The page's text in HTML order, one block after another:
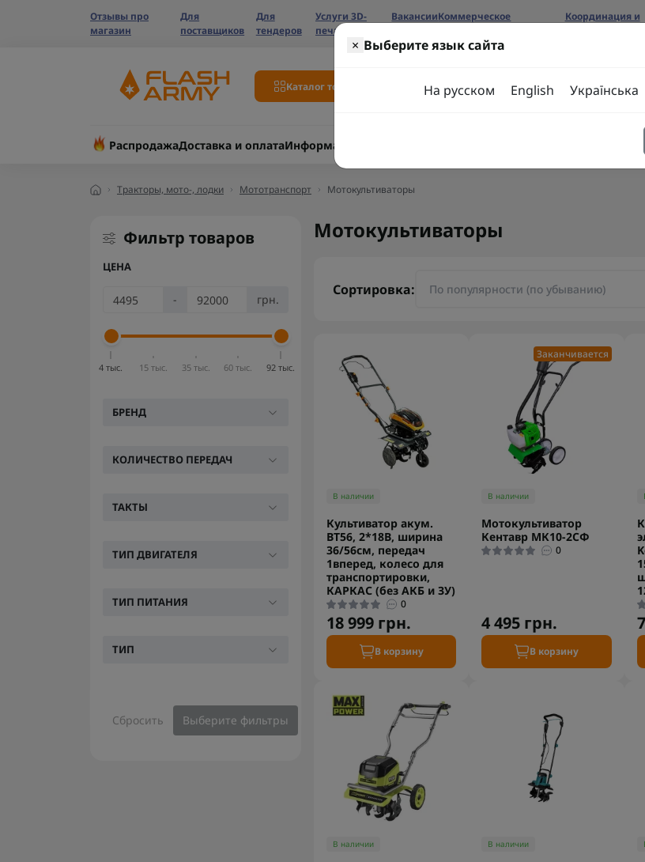
Отзывы про
магазин
Для
поставщиков
Для
тендеров
Услуги 3D-
печати
ВакансииКоммерческое
Координация и
Каталог товаров
РаспродажаДоставка и оплатаИнформация
Тракторы, мото-, лодки Мототранспорт Мотокультиваторы
× Выберите язык сайта
На русском English Українська
Фильтр товаров
ЦЕНА
- грн.
4 тыс. 15 тыс. 35 тыс. 60 тыс. 92 тыс.
БРЕНД
КОЛИЧЕСТВО ПЕРЕДАЧ
ТАКТЫ
ТИП ДВИГАТЕЛЯ
ТИП ПИТАНИЯ
ТИП
Сбросить Выберите фильтры
Мотокультиваторы
Сортировка:
В наличии
Культиватор акум.
BT56, 2*18В, ширина
36/56см, передач
1вперед, колесо для
транспортировки,
КАРКАС (без АКБ и ЗУ)
0
18 999 грн.
В корзину
Заканчивается
В наличии
Мотокультиватор
Кентавр МК10-2CФ
0
4 495 грн.
В корзину
В наличии В наличии